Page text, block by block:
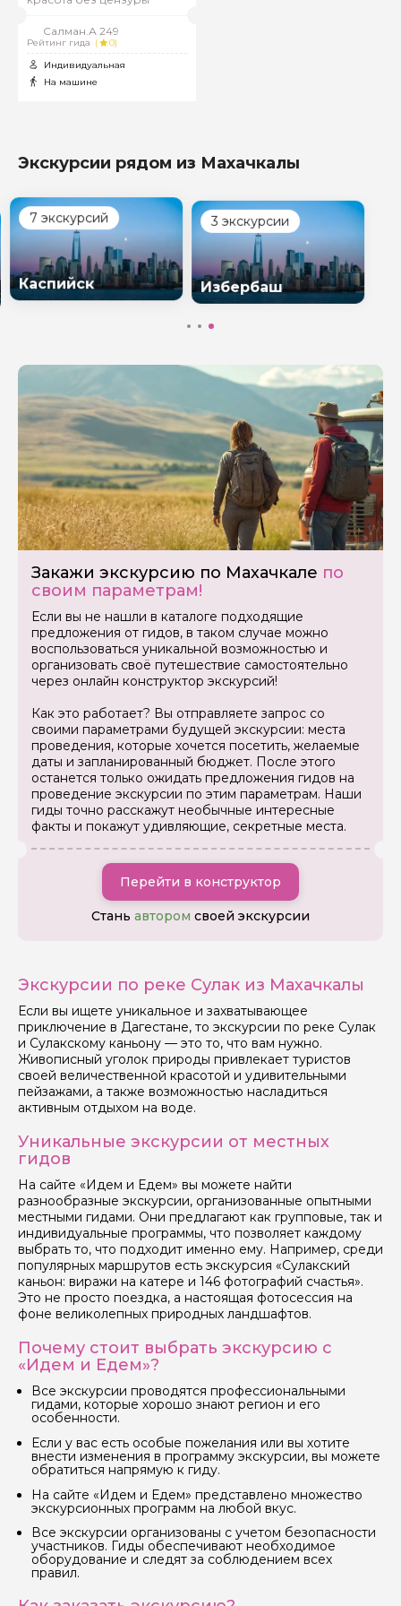
Салман.А 249
Рейтинг гида (
0)
Индивидуальная
На машине
Экскурсии рядом из Махачкалы
3 экскурсии
Избербаш
Закажи экскурсию по Махачкале по
своим параметрам!
Если вы не нашли в каталоге подходящие
предложения от гидов, в таком случае можно
воспользоваться уникальной возможностью и
организовать своё путешествие самостоятельно
через онлайн конструктор экскурсий!
Как это работает? Вы отправляете запрос со
своими параметрами будущей экскурсии: места
проведения, которые хочется посетить, желаемые
даты и запланированный бюджет. После этого
останется только ожидать предложения гидов на
проведение экскурсии по этим параметрам. Наши
гиды точно расскажут необычные интересные
факты и покажут удивляющие, секретные места.
Перейти в конструктор
Стань автором своей экскурсии
Экскурсии по реке Сулак из Махачкалы
Если вы ищете уникальное и захватывающее
приключение в Дагестане, то экскурсии по реке Сулак
и Сулакскому каньону — это то, что вам нужно.
Живописный уголок природы привлекает туристов
своей величественной красотой и удивительными
пейзажами, а также возможностью насладиться
активным отдыхом на воде.
Уникальные экскурсии от местных
гидов
На сайте «Идем и Едем» вы можете найти
разнообразные экскурсии, организованные опытными
местными гидами. Они предлагают как групповые, так и
индивидуальные программы, что позволяет каждому
выбрать то, что подходит именно ему. Например, среди
популярных маршрутов есть экскурсия «Сулакский
каньон: виражи на катере и 146 фотографий счастья».
Это не просто поездка, а настоящая фотосессия на
фоне великолепных природных ландшафтов.
Почему стоит выбрать экскурсию с
«Идем и Едем»?
Все экскурсии проводятся профессиональными
гидами, которые хорошо знают регион и его
особенности.
Если у вас есть особые пожелания или вы хотите
внести изменения в программу экскурсии, вы можете
обратиться напрямую к гиду.
На сайте «Идем и Едем» представлено множество
экскурсионных программ на любой вкус.
Все экскурсии организованы с учетом безопасности
участников. Гиды обеспечивают необходимое
оборудование и следят за соблюдением всех
правил.
Задайте свой вопрос гиду
Ваша электронная почта
Ваш номер телефона
Вопросы и комментарии
задать
Я даю своё согласие на обработку персональных
данных
Отправить